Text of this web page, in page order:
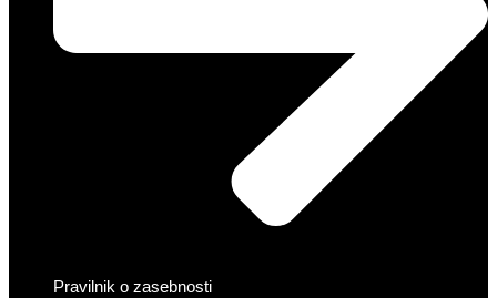
Pravilnik o zasebnosti